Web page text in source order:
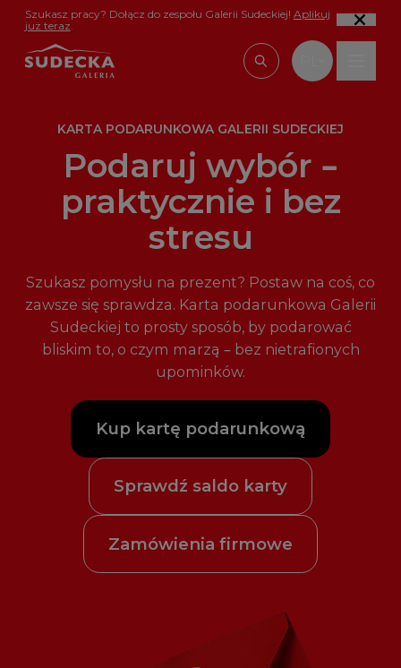
Przejdź do treści
Szukasz pracy? Dołącz do zespołu Galerii Sudeckiej! Aplikuj
już teraz.
Wpisz, czego
KARTA PODARUNKOWA GALERII SUDECKIEJ
Podaruj wybór –
praktycznie i bez
stresu
Szukasz pomysłu na prezent? Postaw na coś, co
zawsze się sprawdza. Karta podarunkowa Galerii
Sudeckiej to prosty sposób, by podarować
bliskim to, o czym marzą – bez nietrafionych
upominków.
Kup kartę podarunkową
Sprawdź saldo karty
Zamówienia firmowe